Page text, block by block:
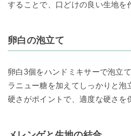
することで、口どけの良い生地を
卵白の泡立て
卵白3個をハンドミキサーで泡立
ラニュー糖を加えてしっかりと泡
硬さがポイントで、適度な硬さを